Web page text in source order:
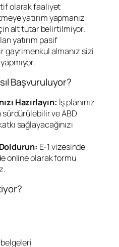
olarak faaliyet
yatırım yapmanız
alt tutar belirtilmiyor.
yatırım pasif
gayrimenkul almanız sizi
Başvuruluyor?
Hazırlayın: İş planınız
sürdürülebilir ve ABD
sağlayacağınızı
E-1 vizesinde
online olarak formu